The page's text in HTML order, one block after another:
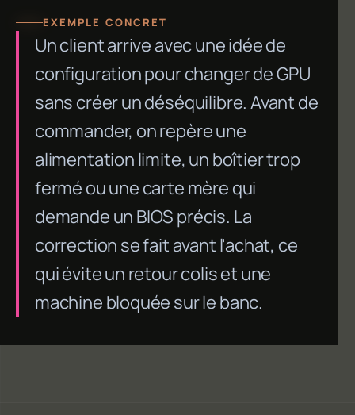
EXEMPLE CONCRET
Un client arrive avec une idée de
configuration pour changer de GPU
sans créer un déséquilibre. Avant de
commander, on repère une
alimentation limite, un boîtier trop
fermé ou une carte mère qui
demande un BIOS précis. La
correction se fait avant l'achat, ce
qui évite un retour colis et une
machine bloquée sur le banc.